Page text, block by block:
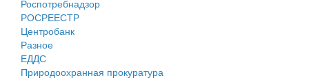
Городское поселение
Сельские поселения
Роспотребнадзор
РОСРЕЕСТР
Центробанк
Разное
ЕДДС
Природоохранная прокуратура